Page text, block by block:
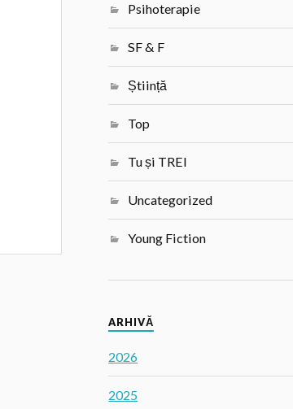
Psihoterapie
SF & F
Știință
Top
Tu și TREI
Uncategorized
Young Fiction
ARHIVĂ
2026
2025